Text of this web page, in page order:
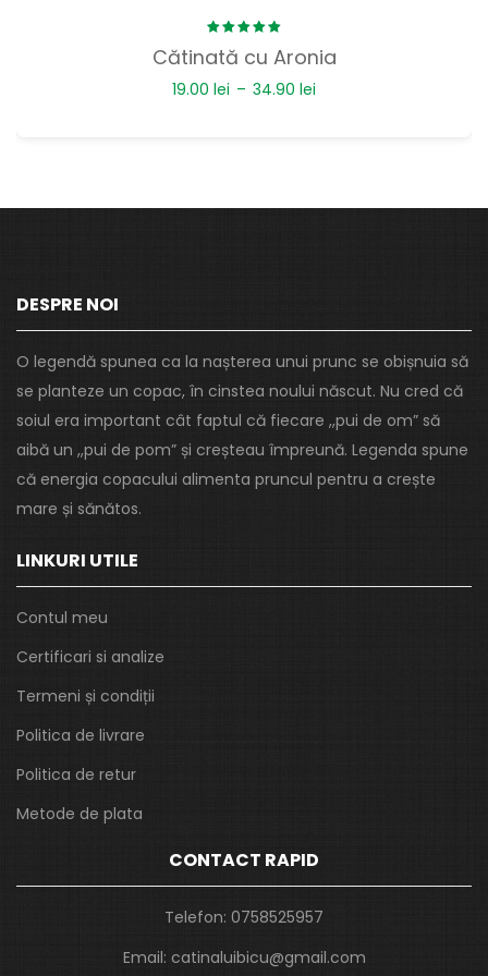
5.00out
Cătinată cu Aronia
19.00 lei – 34.90 lei
DESPRE NOI
O legendă spunea ca la nașterea unui prunc se obișnuia să
se planteze un copac, în cinstea noului născut. Nu cred că
soiul era important cât faptul că fiecare ,,pui de om” să
aibă un ,,pui de pom” și creșteau împreună. Legenda spune
că energia copacului alimenta pruncul pentru a crește
mare și sănătos.
LINKURI UTILE
Contul meu
Certificari si analize
Termeni și condiții
Politica de livrare
Politica de retur
Metode de plata
CONTACT RAPID
Telefon: 0758525957
Email: catinaluibicu@gmail.com